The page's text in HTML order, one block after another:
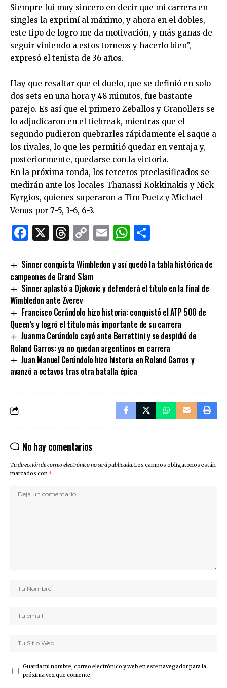
Siempre fui muy sincero en decir que mi carrera en
singles la exprimí al máximo, y ahora en el dobles,
este tipo de logro me da motivación, y más ganas de
seguir viniendo a estos torneos y hacerlo bien”,
expresó el tenista de 36 años.
Hay que resaltar que el duelo, que se definió en solo
dos sets en una hora y 48 minutos, fue bastante
parejo. Es así que el primero Zeballos y Granollers se
lo adjudicaron en el tiebreak, mientras que el
segundo pudieron quebrarles rápidamente el saque a
los rivales, lo que les permitió quedar en ventaja y,
posteriormente, quedarse con la victoria.
En la próxima ronda, los terceros preclasificados se
medirán ante los locales Thanassi Kokkinakis y Nick
Kyrgios, quienes superaron a Tim Puetz y Michael
Venus por 7-5, 3-6, 6-3.
Facebook
X Threads
CopyEmailWhatsApp
Sinner conquista Wimbledon y así quedó la tabla histórica de
campeones de Grand Slam
Sinner aplastó a Djokovic y defenderá el título en la final de
Wimbledon ante Zverev
Francisco Cerúndolo hizo historia: conquistó el ATP 500 de
Queen’s y logró el título más importante de su carrera
Juanma Cerúndolo cayó ante Berrettini y se despidió de
Roland Garros: ya no quedan argentinos en carrera
Juan Manuel Cerúndolo hizo historia en Roland Garros y
avanzó a octavos tras otra batalla épica
No hay comentarios
Tu dirección de correo electrónico no será publicada.Los campos obligatorios están
marcados con *
Guarda mi nombre, correo electrónico y web en este navegador para la
próxima vez que comente.